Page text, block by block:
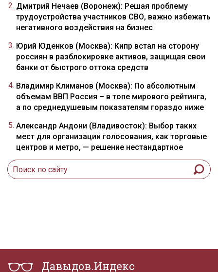
Дмитрий Нечаев (Воронеж): Решая проблему
трудоустройства участников СВО, важно избежать
негативного воздействия на бизнес
Юрий Юденков (Москва): Кипр встал на сторону
россиян в разблокировке активов, защищая свои
банки от быстрого оттока средств
Владимир Климанов (Москва): По абсолютным
объемам ВВП Россия – в топе мирового рейтинга,
а по среднедушевым показателям гораздо ниже
Александр Андони (Владивосток): Выбор таких
мест для организации голосования, как торговые
центров и метро, — решение нестандартное
Давыдов.Индекс